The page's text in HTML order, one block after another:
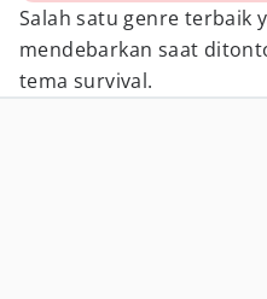
Salah satu genre terbaik
mendebarkan saat
tema survival.